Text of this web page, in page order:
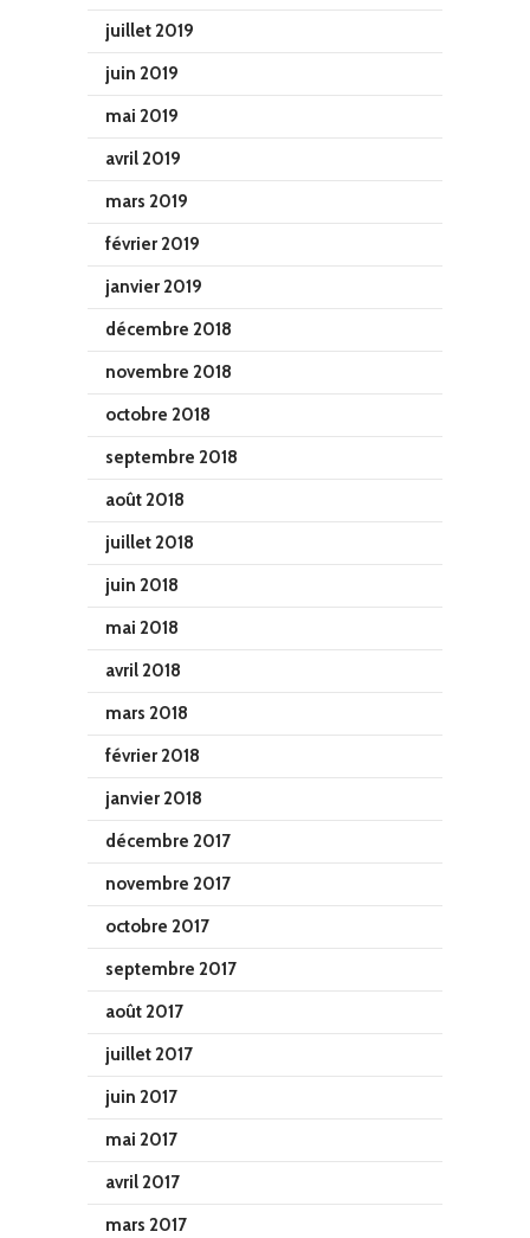
juillet 2019
juin 2019
mai 2019
avril 2019
mars 2019
février 2019
janvier 2019
décembre 2018
novembre 2018
octobre 2018
septembre 2018
août 2018
juillet 2018
juin 2018
mai 2018
avril 2018
mars 2018
février 2018
janvier 2018
décembre 2017
novembre 2017
octobre 2017
septembre 2017
août 2017
juillet 2017
juin 2017
mai 2017
avril 2017
mars 2017